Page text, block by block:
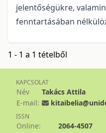
jelentőségükre,
fenntartásában
1 - 1 a 1 tételből
KAPCSOLAT
Név
Takács Attila
E-mail:
ISSN
Online:
2064-4507